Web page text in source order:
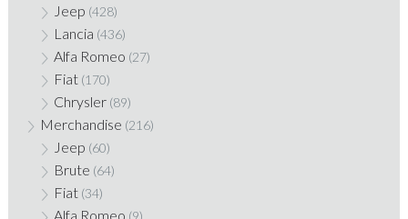
Jeep (428)
Lancia (436)
Alfa Romeo (27)
Fiat (170)
Chrysler (89)
Merchandise (216)
Jeep (60)
Brute (64)
Fiat (34)
Alfa Romeo